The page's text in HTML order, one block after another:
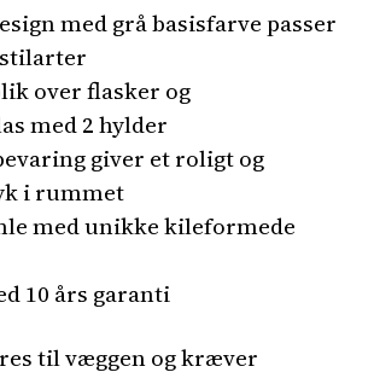
med grå basisfarve passer
over flasker og
med 2 hylder
giver et roligt og
i rummet
med unikke kileformede
10 års garanti
til væggen og kræver